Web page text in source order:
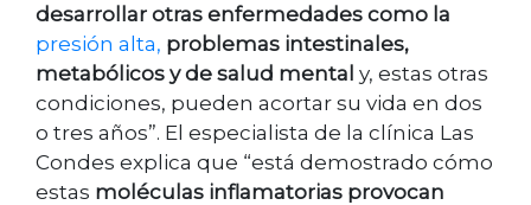
desarrollar otras enfermedades como la
presión alta, problemas intestinales,
metabólicos y de salud mental y, estas otras
condiciones, pueden acortar su vida en dos
o tres años”. El especialista de la clínica Las
Condes explica que “está demostrado cómo
estas moléculas inflamatorias provocan